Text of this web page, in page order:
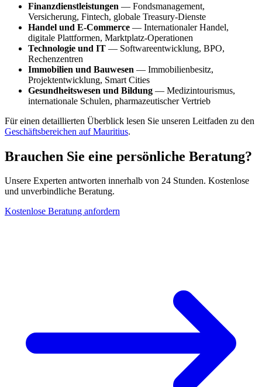
Finanzdienstleistungen — Fondsmanagement,
Versicherung, Fintech, globale Treasury-Dienste
Handel und E-Commerce — Internationaler Handel,
digitale Plattformen, Marktplatz-Operationen
Technologie und IT — Softwareentwicklung, BPO,
Rechenzentren
Immobilien und Bauwesen — Immobilienbesitz,
Projektentwicklung, Smart Cities
Gesundheitswesen und Bildung — Medizintourismus,
internationale Schulen, pharmazeutischer Vertrieb
Für einen detaillierten Überblick lesen Sie unseren Leitfaden zu den
Geschäftsbereichen auf Mauritius.
Brauchen Sie eine persönliche Beratung?
Unsere Experten antworten innerhalb von 24 Stunden. Kostenlose
und unverbindliche Beratung.
Kostenlose Beratung anfordern